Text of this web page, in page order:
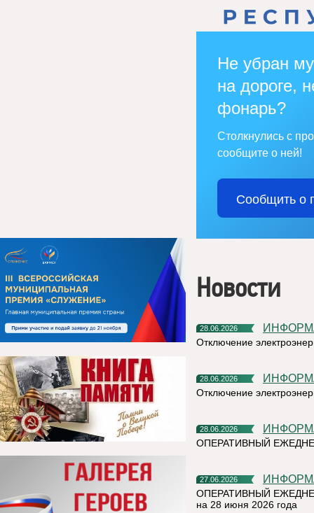
Не убран
на дороге,
фонарь?
Столкнулись с
сообщите о ней!
Сообщить о
Новости
28.06.2026
Отключение
28.06.2026
Отключение
28.06.2026
ОПЕРАТИВНЫЙ
27.06.2026
ОПЕРАТИВНЫЙ
на 28 июня 2026 года